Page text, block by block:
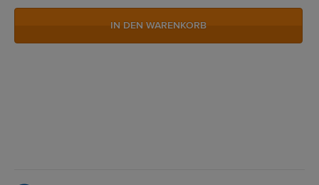
IN DEN WARENKORB